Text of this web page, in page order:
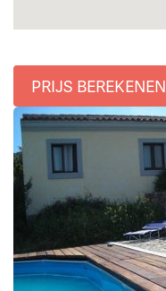
PRIJS BEREKENEN